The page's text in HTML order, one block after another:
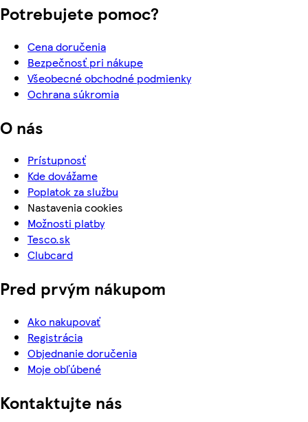
Potrebujete pomoc?
Cena doručenia
Bezpečnosť pri nákupe
Všeobecné obchodné podmienky
Ochrana súkromia
O nás
Prístupnosť
Kde dovážame
Poplatok za službu
Nastavenia cookies
Možnosti platby
Tesco.sk
Clubcard
Pred prvým nákupom
Ako nakupovať
Registrácia
Objednanie doručenia
Moje obľúbené
Kontaktujte nás